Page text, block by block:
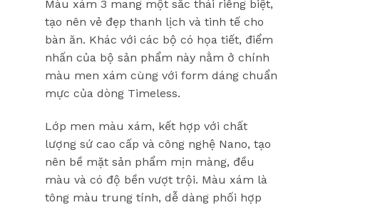
Màu xám 3 mang một sắc thái riêng biệt,
tạo nên vẻ đẹp thanh lịch và tinh tế cho
bàn ăn. Khác với các bộ có họa tiết, điểm
nhấn của bộ sản phẩm này nằm ở chính
màu men xám cùng với form dáng chuẩn
mực của dòng Timeless.
Lớp men màu xám, kết hợp với chất
lượng sứ cao cấp và công nghệ Nano, tạo
nên bề mặt sản phẩm mịn màng, đều
màu và có độ bền vượt trội. Màu xám là
tông màu trung tính, dễ dàng phối hợp